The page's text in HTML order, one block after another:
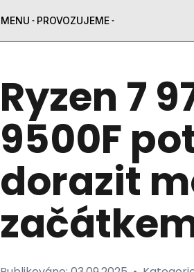
MENU PROVOZUJEME
Ryzen 7
9500F
dorazit